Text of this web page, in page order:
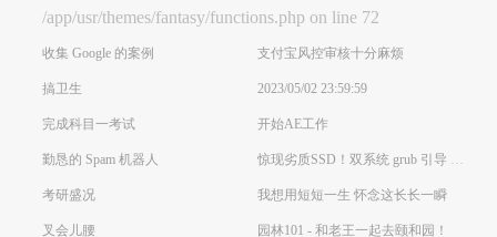
/app/usr/themes/fantasy/functions.php on line 72
收集 Google 的案例 支付宝风控审核十分麻烦
搞卫生 2023/05/02 23:59:59
完成科目一考试 开始AE工作
勤恳的 Spam 机器人 惊现劣质SSD！双系统 grub 引导 Windows 10 出现 /EndEntire 错误解决方法
考研盛况 我想用短短一生 怀念这长长一瞬
叉会儿腰 园林101 - 和老王一起去颐和园！